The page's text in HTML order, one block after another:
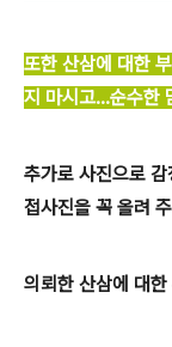
또한 산삼에 대한
지 마시고...순수한
추가로 사진으로
접사진을 꼭 올려
의뢰한 산삼에 대